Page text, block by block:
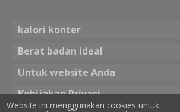
kalori konter
Berat badan ideal
Untuk website Anda
Kebijakan Privasi
Website ini menggunakan cookies untuk